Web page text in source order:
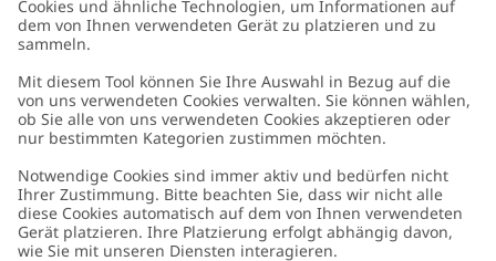
Kundenservice
Kontaktieren Sie uns
Über uns